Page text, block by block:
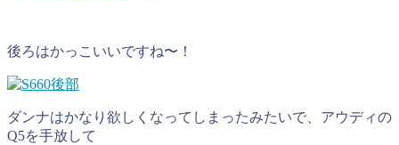
後ろはかっこいいですね〜！
ダンナはかなり欲しくなってしまったみたいで、アウディの
Q5を手放して